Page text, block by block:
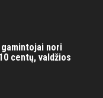
nori
centų, valdžios